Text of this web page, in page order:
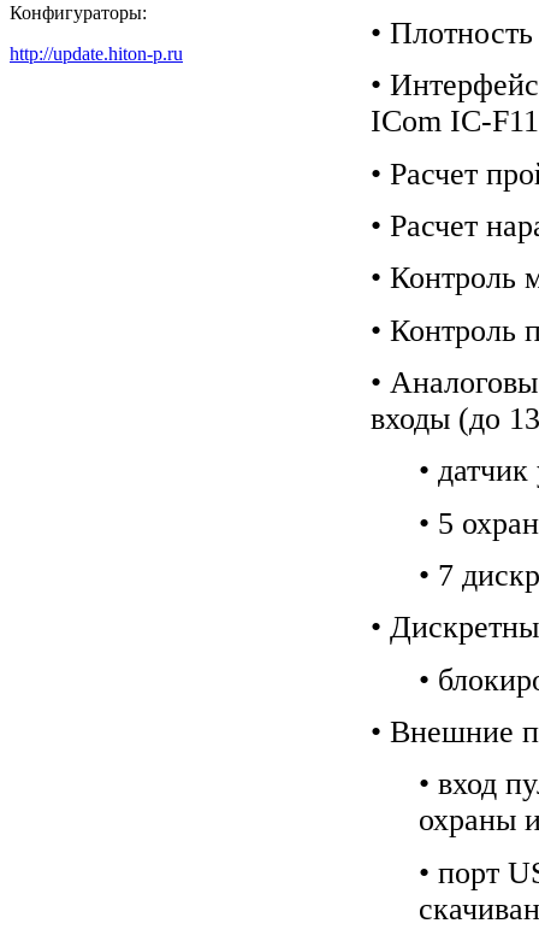
Конфигураторы:
http://update.hiton-p.ru
•
•
ICom IC-
• Расчет
• Расчет
• Контроль
• Контроль
•
входы (до
•
• 5
• 7
•
•
• Внешние
• вход
охраны
• порт